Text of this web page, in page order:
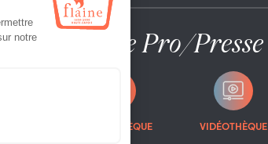
Espace Pro/Presse
PHOTOTHÈQUE VIDÉOTHÈQUE